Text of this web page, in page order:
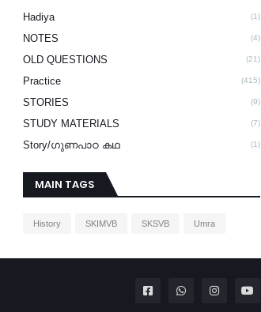
Hadiya (1)
NOTES (4)
OLD QUESTIONS (21)
Practice (415)
STORIES (9)
STUDY MATERIALS (7)
Story/ഗുണപാഠ കഥ (1)
MAIN TAGS
History SKIMVB SKSVB Umra